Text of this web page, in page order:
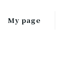
My page